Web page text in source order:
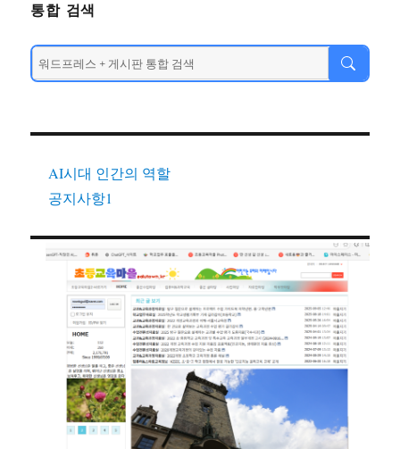
통합 검색
AI시대 인간의 역할
공지사항1